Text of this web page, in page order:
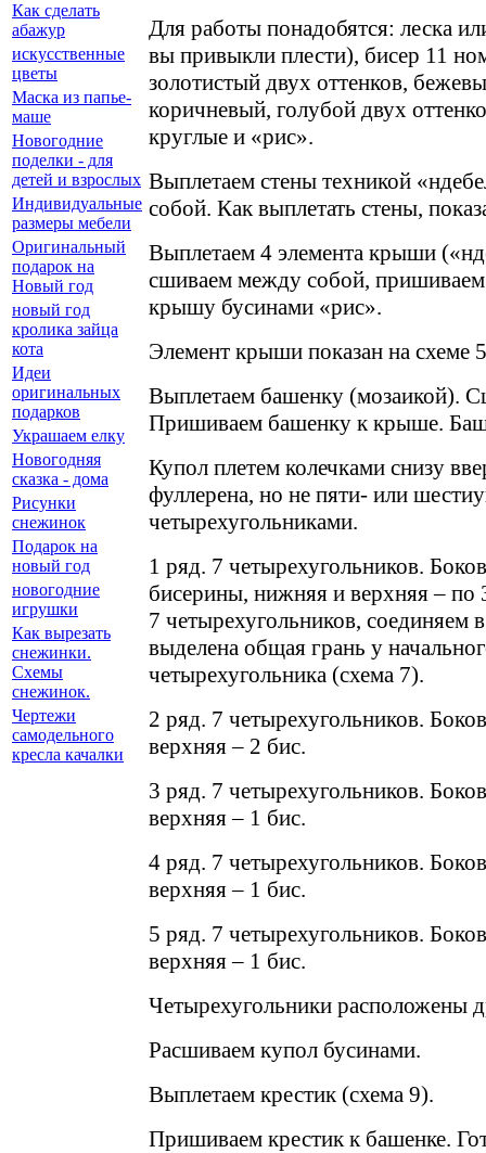
Для работы понадобятся: леска
вы привыкли плести), бисер 11
золотистый двух оттенков,
коричневый, голубой двух
круглые и «рис».
Выплетаем стены техникой
собой. Как выплетать стены,
Выплетаем 4 элемента крыши
сшиваем между собой,
крышу бусинами «рис».
Элемент крыши показан на схеме
Выплетаем башенку (мозаикой).
Пришиваем башенку к крыше.
Купол плетем колечками снизу
фуллерена, но не пяти- или
четырехугольниками.
1 ряд. 7 четырехугольников.
бисерины, нижняя и верхняя – по
7 четырехугольников, соединяем
выделена общая грань у
четырехугольника (схема 7).
2 ряд. 7 четырехугольников.
верхняя – 2 бис.
3 ряд. 7 четырехугольников.
верхняя – 1 бис.
4 ряд. 7 четырехугольников.
верхняя – 1 бис.
5 ряд. 7 четырехугольников.
верхняя – 1 бис.
Четырехугольники расположены
Расшиваем купол бусинами.
Выплетаем крестик (схема 9).
Пришиваем крестик к башенке.
Как сделать
абажур
искусственные
цветы
Маска из папье-
маше
Новогодние
поделки - для
детей и взрослых
Индивидуальные
размеры мебели
Оригинальный
подарок на
Новый год
новый год
кролика зайца
кота
Идеи
оригинальных
подарков
Украшаем елку
Новогодняя
сказка - дома
Рисунки
снежинок
Подарок на
новый год
новогодние
игрушки
Как вырезать
снежинки.
Схемы
снежинок.
Чертежи
самодельного
кресла качалки